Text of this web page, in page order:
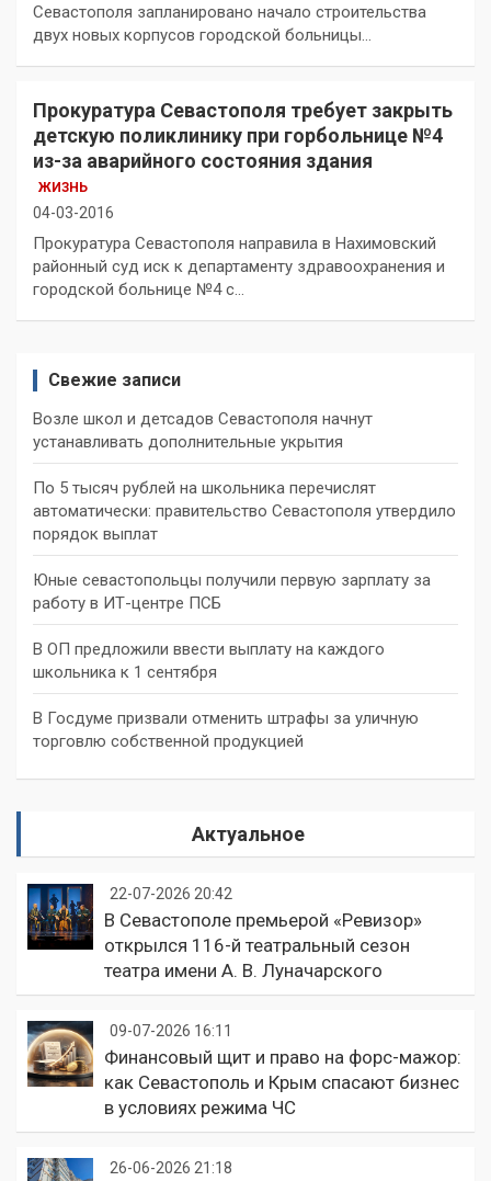
Севастополя запланировано начало строительства
двух новых корпусов городской больницы…
Прокуратура Севастополя требует закрыть
детскую поликлинику при горбольнице №4
из-за аварийного состояния здания
ЖИЗНЬ
04-03-2016
Прокуратура Севастополя направила в Нахимовский
районный суд иск к департаменту здравоохранения и
городской больнице №4 с…
Свежие записи
Возле школ и детсадов Севастополя начнут
устанавливать дополнительные укрытия
По 5 тысяч рублей на школьника перечислят
автоматически: правительство Севастополя утвердило
порядок выплат
Юные севастопольцы получили первую зарплату за
работу в ИТ-центре ПСБ
В ОП предложили ввести выплату на каждого
школьника к 1 сентября
В Госдуме призвали отменить штрафы за уличную
торговлю собственной продукцией
Актуальное
22-07-2026 20:42
В Севастополе премьерой «Ревизор»
открылся 116-й театральный сезон
театра имени А. В. Луначарского
09-07-2026 16:11
Финансовый щит и право на форс-мажор:
как Севастополь и Крым спасают бизнес
в условиях режима ЧС
26-06-2026 21:18